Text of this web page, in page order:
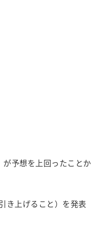
予想を上回ったことか
き上げること）を発表